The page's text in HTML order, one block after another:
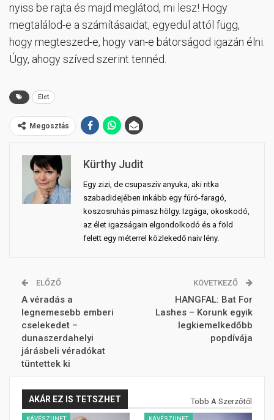
nyiss be rajta és majd meglátod, mi lesz! Hogy
megtalálod-e a számításaidat, egyedül attól függ,
hogy megteszed-e, hogy van-e bátorságod igazán élni.
Úgy, ahogy szíved szerint tennéd.
Élet
Megosztás
Kürthy Judit
Egy zizi, de csupaszív anyuka, aki ritka
szabadidejében inkább egy fúró-faragó,
koszosruhás pimasz hölgy. Izgága, okoskodó,
az élet igazságain elgondolkodó és a föld
felett egy méterrel közlekedő naiv lény.
ELŐZŐ
A véradás a
legnemesebb emberi
cselekedet –
dunaszerdahelyi
járásbeli véradókat
tüntettek ki
KÖVETKEZŐ
HANGFAL: Bat For
Lashes – Korunk egyik
legkiemelkedőbb
popdívája
AKÁR EZ IS TETSZHET Több A Szerzőtől